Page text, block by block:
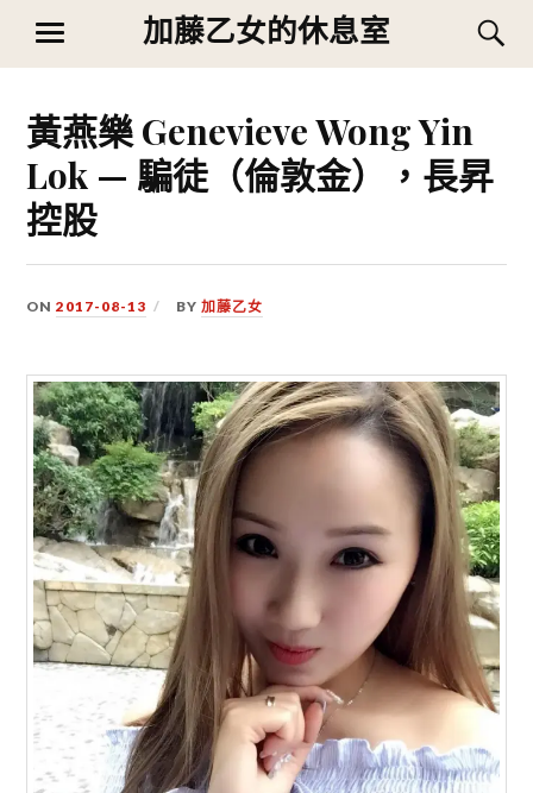
content
加藤乙女的休息室
MENU
黃燕樂 Genevieve Wong Yin
Lok — 騙徒（倫敦金），長昇
控股
ON2017-08-13 BY加藤乙女